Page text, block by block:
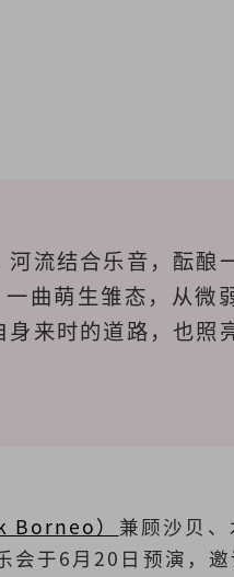
流结合乐音，酝酿
曲萌生雏态，从微
来时的道路，也照
Borneo） 兼顾沙贝
会于6月20日预演，